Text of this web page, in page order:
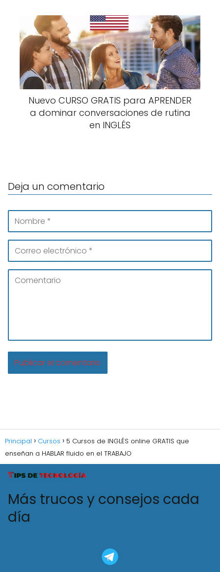
Nuevo CURSO GRATIS para APRENDER
a dominar conversaciones de rutina
en INGLÉS
Deja un comentario
Principal Cursos
5 Cursos de INGLÉS online GRATIS que
enseñan a HABLAR fluido en el TRABAJO
Más trucos y consejos cada
día